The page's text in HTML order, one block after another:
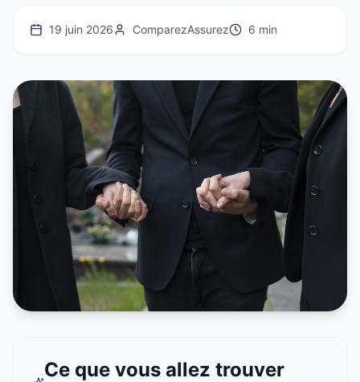
19 juin 2026 ComparezAssurez 6 min
Ce que vous allez trouver